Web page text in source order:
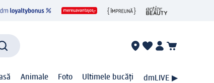
Animale Foto Ultimele bucăți dmLIVE ▶